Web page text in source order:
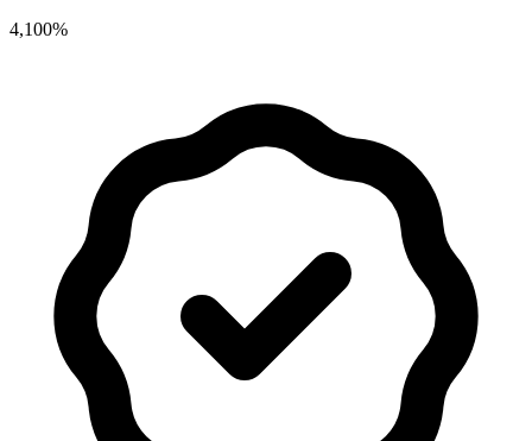
4,100%